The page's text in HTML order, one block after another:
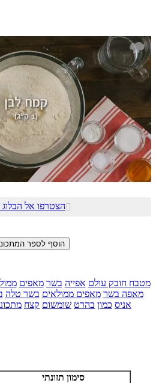
הצטרפו אל
מטבח חובק עולם אפייה בשר מאפים
מאפה בשר מאפים ממולאים בשר טלה
אניס כמון בהרט שומשום קצח
סימון תזונתי